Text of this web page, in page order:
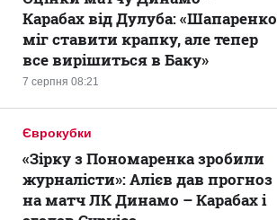
7 серпня 08:21
Карабах від Дулуба: «Шапаренко
міг ставити крапку, але тепер
все вирішиться в Баку»
Єврокубки
«Зірку з Пономаренка зробили
журналісти»: Алієв дав прогноз
на матч ЛК Динамо – Карабах і